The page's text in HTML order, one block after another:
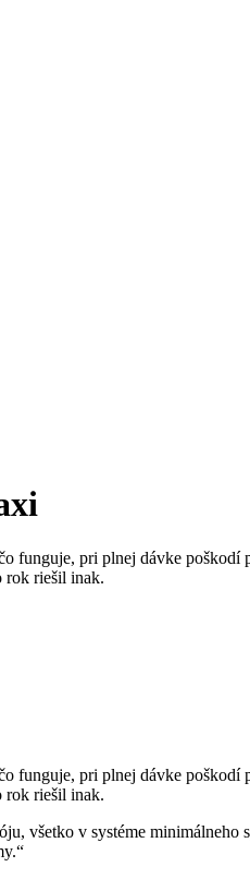
funguje, pri plnej dávke
rok riešil inak.
funguje, pri plnej dávke
rok riešil inak.
všetko v systéme